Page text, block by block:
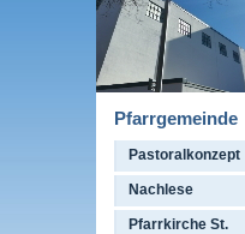
Pfarrgemeinde
Pastoralkonzept
Nachlese
Pfarrkirche St.